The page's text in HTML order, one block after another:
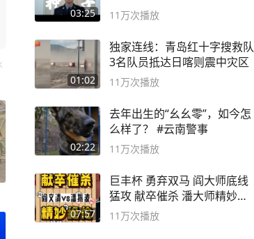
03:25 11万次播放
01:02
独家连线：青岛红十字搜救队
3名队员抵达日喀则震中灾区
11万次播放
02:22
去年出生的“幺幺零”，如今怎
么样了？ #云南警事
11万次播放
07:57
巨丰杯 勇弃双马 阎大师底线
猛攻 献卒催杀 潘大师精妙入
局
11万次播放